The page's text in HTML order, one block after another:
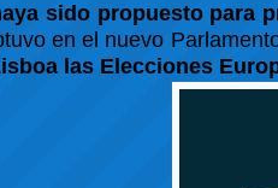
sido propuesto para
en el nuevo
las Elecciones